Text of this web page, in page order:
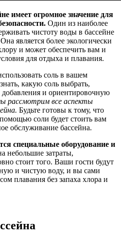
имеет огромное значение для
Один из наиболее
чистоту воды в бассейне
является более экологически
и может обеспечить вам и
для отдыха и плавания.
соль в вашем
какую соль выбрать,
и ориентировочную
рассмотрим все аспекты
Будьте готовы к тому, что
соли будет стоить вам
обслуживание бассейна.
специальные оборудование и
небольшие затраты,
стоит того. Ваши гости будут
и чистую воду, и вы сами
плавания без запаха хлора и